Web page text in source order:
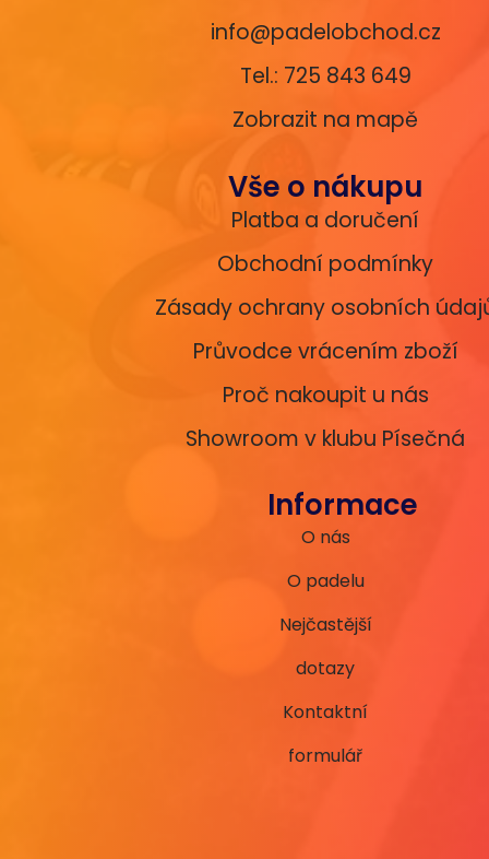
info@padelobchod.cz
Tel.: 725 843 649
Zobrazit na mapě
Vše o nákupu
Platba a doručení
Obchodní podmínky
Zásady ochrany osobních
Průvodce vrácením zboží
Proč nakoupit u nás
Showroom v klubu Písečná
Informace
O nás
O padelu
Nejčastější
dotazy
Kontaktní
formulář